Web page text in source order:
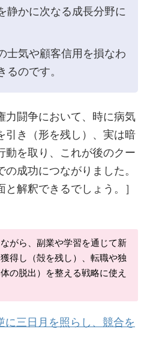
静かに次なる成長分野に
士気や顧客信用を損なわ
のです。
力闘争において、時に病気
引き（形を残し）、実は暗
動を取り、これが後のクー
成功につながりました。
解釈できるでしょう。］
がら、副業や学習を通じて新
得し（殻を残し）、転職や独
の脱出）を整える戦略に使え
三日月を照らし、競合を